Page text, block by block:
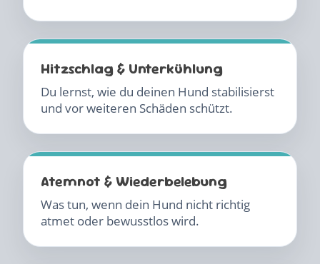
Hitzschlag & Unterkühlung
Du lernst, wie du deinen Hund stabilisierst
und vor weiteren Schäden schützt.
Atemnot & Wiederbelebung
Was tun, wenn dein Hund nicht richtig
atmet oder bewusstlos wird.